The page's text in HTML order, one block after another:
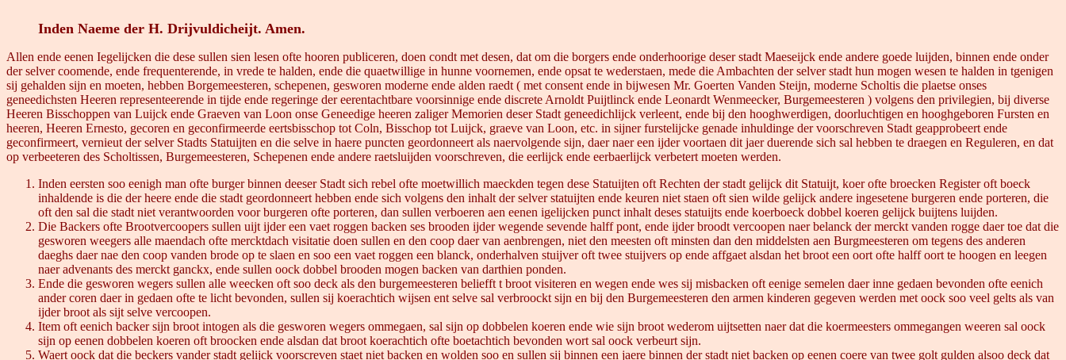
Inden Naeme der H. Drijvuldicheijt. Amen.
Allen ende eenen Iegelijcken die dese sullen sien lesen ofte hooren publiceren, doen condt met desen, dat om die borgers ende onderhoorige deser stadt Maeseijck ende andere goede luijden, binnen ende onder
der selver coomende, ende frequenterende, in vrede te halden, ende die quaetwillige in hunne voornemen, ende opsat te wederstaen, mede die Ambachten der selver stadt hun mogen wesen te halden in tgenigen
sij gehalden sijn en moeten, hebben Borgemeesteren, schepenen, gesworen moderne ende alden raedt ( met consent ende in bijwesen Mr. Goerten Vanden Steijn, moderne Scholtis die plaetse onses
geneedichsten Heeren representeerende in tijde ende regeringe der eerentachtbare voorsinnige ende discrete Arnoldt Puijtlinck ende Leonardt Wenmeecker, Burgemeesteren ) volgens den privilegien, bij diverse
Heeren Bisschoppen van Luijck ende Graeven van Loon onse Geneedige heeren zaliger Memorien deser Stadt geneedichlijck verleent, ende bij den hooghwerdigen, doorluchtigen en hooghgeboren Fursten en
heeren, Heeren Ernesto, gecoren en geconfirmeerde eertsbisschop tot Coln, Bisschop tot Luijck, graeve van Loon, etc. in sijner furstelijcke genade inhuldinge der voorschreven Stadt geapprobeert ende
geconfirmeert, vernieut der selver Stadts Statuijten en die selve in haere puncten geordonneert als naervolgende sijn, daer naer een ijder voortaen dit jaer duerende sich sal hebben te draegen en Reguleren, en dat
op verbeeteren des Scholtissen, Burgemeesteren, Schepenen ende andere raetsluijden voorschreven, die eerlijck ende eerbaerlijck verbetert moeten werden.
Inden eersten soo eenigh man ofte burger binnen deeser Stadt sich rebel ofte moetwillich maeckden tegen dese Statuijten oft Rechten der stadt gelijck dit Statuijt, koer ofte broecken Register oft boeck
inhaldende is die der heere ende die stadt geordonneert hebben ende sich volgens den inhalt der selver statuijten ende keuren niet staen oft sien wilde gelijck andere ingesetene burgeren ende porteren, die
oft den sal die stadt niet verantwoorden voor burgeren ofte porteren, dan sullen verboeren aen eenen igelijcken punct inhalt deses statuijts ende koerboeck dobbel koeren gelijck buijtens luijden.
Die Backers ofte Brootvercoopers sullen uijt ijder een vaet roggen backen ses brooden ijder wegende sevende halff pont, ende ijder broodt vercoopen naer belanck der merckt vanden rogge daer toe dat die
gesworen weegers alle maendach ofte mercktdach visitatie doen sullen en den coop daer van aenbrengen, niet den meesten oft minsten dan den middelsten aen Burgmeesteren om tegens des anderen
daeghs daer nae den coop vanden brode op te slaen en soo een vaet roggen een blanck, onderhalven stuijver oft twee stuijvers op ende affgaet alsdan het broot een oort ofte halff oort te hoogen en leegen
naer advenants des merckt ganckx, ende sullen oock dobbel brooden mogen backen van darthien ponden.
Ende die gesworen wegers sullen alle weecken oft soo deck als den burgemeesteren beliefft t broot visiteren en wegen ende wes sij misbacken oft eenige semelen daer inne gedaen bevonden ofte eenich
ander coren daer in gedaen ofte te licht bevonden, sullen sij koerachtich wijsen ent selve sal verbroockt sijn en bij den Burgemeesteren den armen kinderen gegeven werden met oock soo veel gelts als van
ijder broot als sijt selve vercoopen.
Item oft eenich backer sijn broot intogen als die gesworen wegers ommegaen, sal sijn op dobbelen koeren ende wie sijn broot wederom uijtsetten naer dat die koermeesters ommegangen weeren sal oock
sijn op eenen dobbelen koeren oft broocken ende alsdan dat broot koerachtich ofte boetachtich bevonden wort sal oock verbeurt sijn.
Waert oock dat die beckers vander stadt gelijck voorscreven staet niet backen en wolden soo en sullen sij binnen een jaere binnen der stadt niet backen op eenen coere van twee golt gulden alsoo deck dat